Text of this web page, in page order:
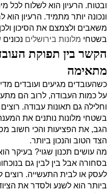
ובטוח. הרעיון הוא לשלוח לכל
ונכונה יותר מתמיד. הרעיון
משאבים ולצמצם את הסיכון
בשטחי מלונות בירושלים
הקשר בין תפוקת
מתאימה
כשהעובדים מגיעים ועובדים מדי
על כמות העבודה, לרוב הם
וחלילה גם תאונות עבודה.
בשטחי מלונות נותנים את
הגב, את הפציעות והכי חשוב
הצד הטוב והנכון ביותר.
מה עושים תכנון שגוי? בעיקר
בסחורה אבל בין לבין גם
לעסק או לבית התעשייה.
ביותר הוא לשנע ולסדר את